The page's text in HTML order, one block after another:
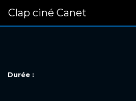
Clap ciné Canet
Durée :